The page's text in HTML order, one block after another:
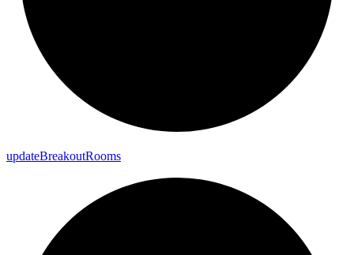
updateBreakoutRooms